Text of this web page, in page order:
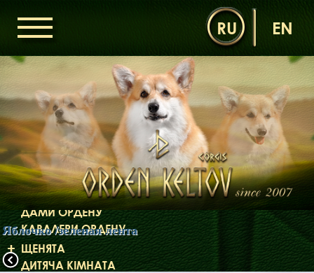
Яблочко /зеленая лента
RU EN
ОРДЕН КЕЛЬТІВ
НОВИНИ
ДИТЯЧА КІМНАТА
КОНТАКТИ
НАШІ КОРГІ
ДАМИ ОРДЕНУ
КАВАЛЕРИ ОРДЕНУ
ЩЕНЯТА
ДИТЯЧА КІМНАТА